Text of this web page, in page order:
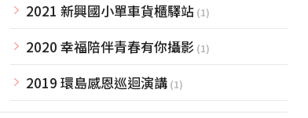
2021 新興國小單車貨櫃驛站 (1)
2020 幸福陪伴青春有你攝影 (1)
2019 環島感恩巡迴演講 (1)